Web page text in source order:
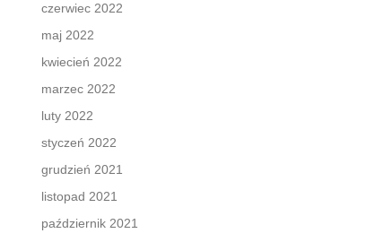
czerwiec 2022
maj 2022
kwiecień 2022
marzec 2022
luty 2022
styczeń 2022
grudzień 2021
listopad 2021
październik 2021